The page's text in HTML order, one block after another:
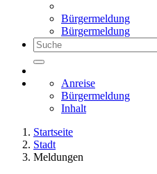
Bürgermeldung
Bürgermeldung
Anreise
Bürgermeldung
Inhalt
Startseite
Stadt
Meldungen